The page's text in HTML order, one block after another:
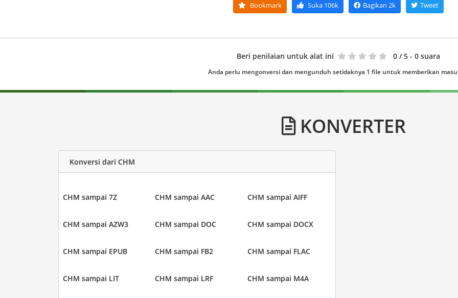
Bookmark Suka 106k Bagikan 2k Tweet
Beri penilaian untuk alat ini 0 / 5 - 0 suara
Anda perlu mengonversi dan mengunduh setidaknya 1 file untuk memberikan
KONVERTER
Konversi dari CHM
CHM sampai 7Z CHM sampai AAC CHM sampai AIFF
CHM sampai AZW3 CHM sampai DOC CHM sampai DOCX
CHM sampai EPUB CHM sampai FB2 CHM sampai FLAC
CHM sampai LIT CHM sampai LRF CHM sampai M4A